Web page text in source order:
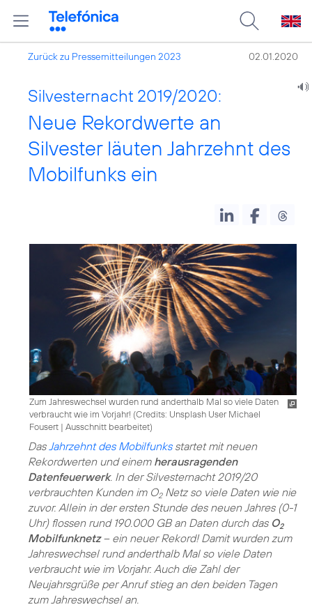
Zurück zu Pressemitteilungen 2023 02.01.2020
Silvesternacht 2019/2020:
Neue Rekordwerte an
Silvester läuten Jahrzehnt des
Mobilfunks ein
Zum Jahreswechsel wurden rund anderthalb Mal so viele Daten
verbraucht wie im Vorjahr! (Credits: Unsplash User Michael
Fousert | Ausschnitt bearbeitet)
Das Jahrzehnt des Mobilfunksstartet mit neuen
Rekordwerten und einem herausragenden
Datenfeuerwerk. In der Silvesternacht 2019/20
verbrauchten Kunden im O2Netz so viele Daten wie nie
zuvor. Allein in der ersten Stunde des neuen Jahres (0-1
Uhr) flossen rund 190.000 GB an Daten durch das O2
Mobilfunknetz– ein neuer Rekord! Damit wurden zum
Jahreswechsel rund anderthalb Mal so viele Daten
verbraucht wie im Vorjahr. Auch die Zahl der
Neujahrsgrüße per Anruf stieg an den beiden Tagen
zum Jahreswechsel an.